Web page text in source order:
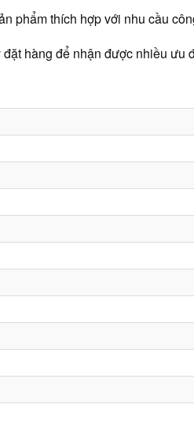
phẩm thích hợp với nhu cầu
hàng để nhận được nhiều ưu